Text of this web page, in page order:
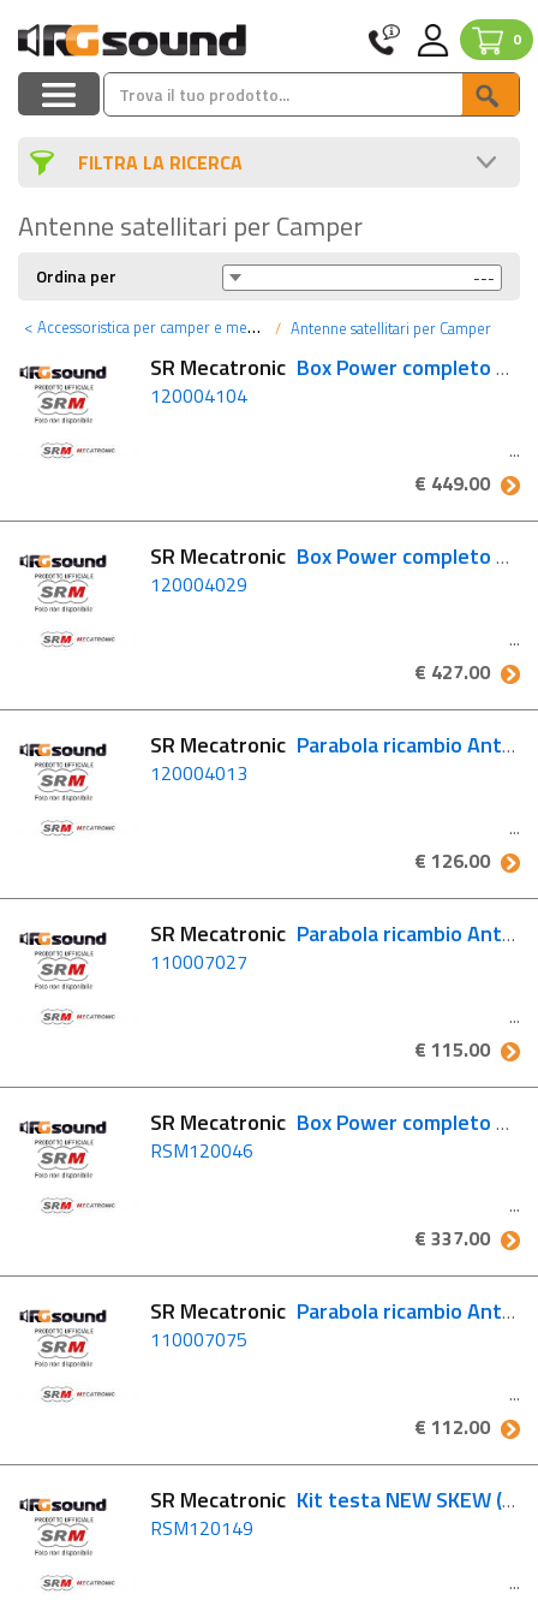
0
FILTRA LA RICERCA
Antenne satellitari per Camper
Ordina per
< Accessoristica per camper e mezzi pesanti Antenne satellitari per Camper
SR Mecatronic Box Power completo ASR 2012 Bluetooth
120004104
€ 449.00
SR Mecatronic Box Power completo ASR 2012 (Hotbird 1P)
120004029
€ 427.00
SR Mecatronic Parabola ricambio Antenna ASR 680 Classic
120004013
€ 126.00
SR Mecatronic Parabola ricambio Antenna ASR650 FLAT
110007027
€ 115.00
SR Mecatronic Box Power completo MA-VE 2P
RSM120046
€ 337.00
SR Mecatronic Parabola ricambio Antenna ASR 900 Skew
110007075
€ 112.00
SR Mecatronic Kit testa NEW SKEW (Single LNB)
RSM120149